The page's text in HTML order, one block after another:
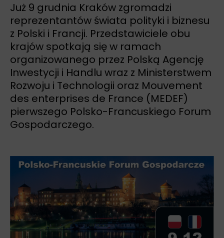
Już 9 grudnia Kraków zgromadzi
reprezentantów świata polityki i biznesu
z Polski i Francji. Przedstawiciele obu
krajów spotkają się w ramach
organizowanego przez Polską Agencję
Inwestycji i Handlu wraz z Ministerstwem
Rozwoju i Technologii oraz Mouvement
des enterprises de France (MEDEF)
pierwszego Polsko-Francuskiego Forum
Gospodarczego.